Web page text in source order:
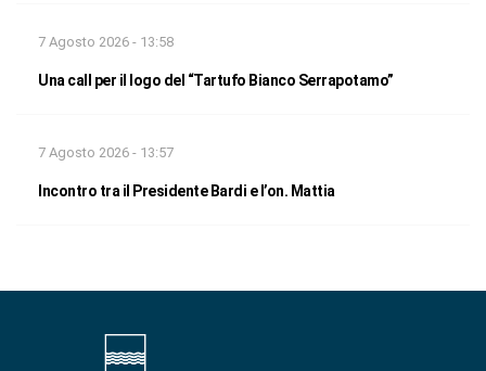
7 Agosto 2026 - 13:58
Una call per il logo del “Tartufo Bianco Serrapotamo”
7 Agosto 2026 - 13:57
Incontro tra il Presidente Bardi e l’on. Mattia